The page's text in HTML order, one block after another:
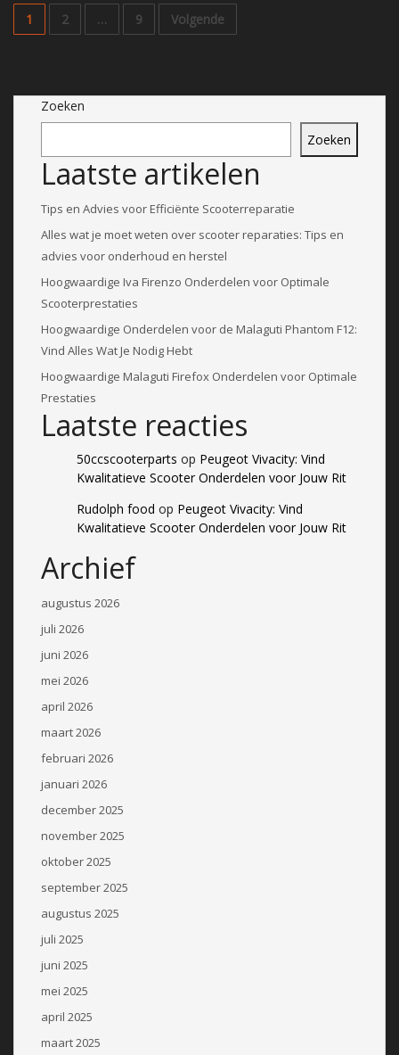
1 2 … 9 Volgende
Zoeken
Zoeken
Laatste artikelen
Tips en Advies voor Efficiënte Scooterreparatie
Alles wat je moet weten over scooter reparaties: Tips en
advies voor onderhoud en herstel
Hoogwaardige Iva Firenzo Onderdelen voor Optimale
Scooterprestaties
Hoogwaardige Onderdelen voor de Malaguti Phantom F12:
Vind Alles Wat Je Nodig Hebt
Hoogwaardige Malaguti Firefox Onderdelen voor Optimale
Prestaties
Laatste reacties
50ccscooterparts op Peugeot Vivacity: Vind
Kwalitatieve Scooter Onderdelen voor Jouw Rit
Rudolph food op Peugeot Vivacity: Vind
Kwalitatieve Scooter Onderdelen voor Jouw Rit
Archief
augustus 2026
juli 2026
juni 2026
mei 2026
april 2026
maart 2026
februari 2026
januari 2026
december 2025
november 2025
oktober 2025
september 2025
augustus 2025
juli 2025
juni 2025
mei 2025
april 2025
maart 2025